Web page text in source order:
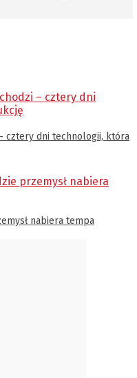
cztery dni technologii, która
nabiera tempa